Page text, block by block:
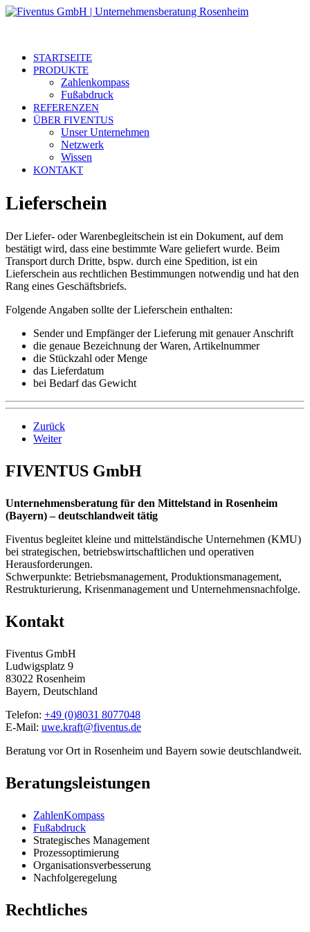
STARTSEITE
PRODUKTE
Zahlenkompass
Fußabdruck
REFERENZEN
ÜBER FIVENTUS
Unser Unternehmen
Netzwerk
Wissen
KONTAKT
Lieferschein
Der Liefer- oder Warenbegleitschein ist ein Dokument, auf dem
bestätigt wird, dass eine bestimmte Ware geliefert wurde. Beim
Transport durch Dritte, bspw. durch eine Spedition, ist ein
Lieferschein aus rechtlichen Bestimmungen notwendig und hat den
Rang eines Geschäftsbriefs.
Folgende Angaben sollte der Lieferschein enthalten:
Sender und Empfänger der Lieferung mit genauer Anschrift
die genaue Bezeichnung der Waren, Artikelnummer
die Stückzahl oder Menge
das Lieferdatum
bei Bedarf das Gewicht
Zurück
Weiter
FIVENTUS GmbH
Unternehmensberatung für den Mittelstand in Rosenheim
(Bayern) – deutschlandweit tätig
Fiventus begleitet kleine und mittelständische Unternehmen (KMU)
bei strategischen, betriebswirtschaftlichen und operativen
Herausforderungen.
Schwerpunkte: Betriebsmanagement, Produktionsmanagement,
Restrukturierung, Krisenmanagement und Unternehmensnachfolge.
Kontakt
Fiventus GmbH
Ludwigsplatz 9
83022 Rosenheim
Bayern, Deutschland
Telefon: +49 (0)8031 8077048
E-Mail: uwe.kraft@fiventus.de
Beratung vor Ort in Rosenheim und Bayern sowie deutschlandweit.
Beratungsleistungen
ZahlenKompass
Fußabdruck
Strategisches Management
Prozessoptimierung
Organisationsverbesserung
Nachfolgeregelung
Rechtliches